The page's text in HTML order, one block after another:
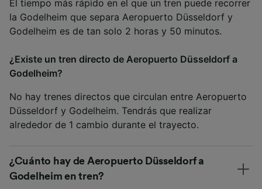
El tiempo más rápido en el que un tren puede recorrer
la Godelheim que separa Aeropuerto Düsseldorf y
Godelheim es de tan solo 2 horas y 50 minutos.
¿Existe un tren directo de Aeropuerto Düsseldorf a
Godelheim?
No hay trenes directos que circulan entre Aeropuerto
Düsseldorf y Godelheim. Tendrás que realizar
alrededor de 1 cambio durante el trayecto.
¿Cuánto hay de Aeropuerto Düsseldorf a
Godelheim en tren?